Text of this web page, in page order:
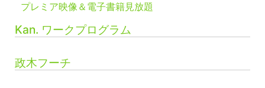
プレミア映像＆電子書籍見放題
Kan. ワークプログラム
政木フーチ